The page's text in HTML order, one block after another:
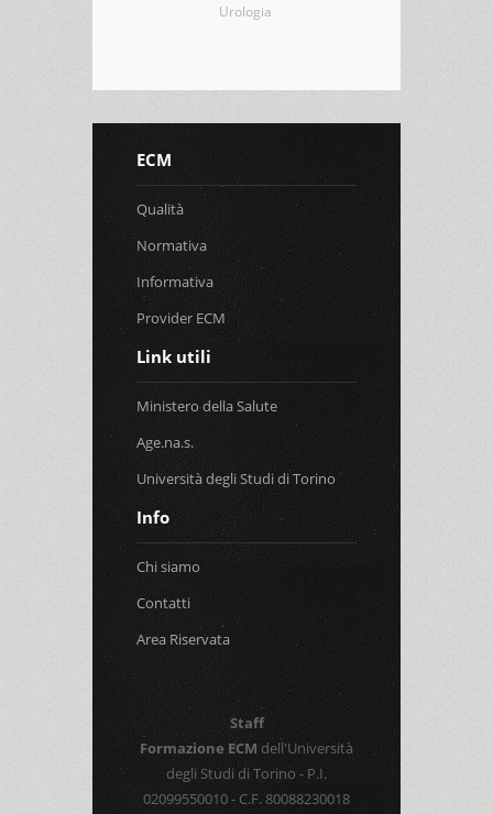
Urologia
ECM
Qualità
Normativa
Informativa
Provider ECM
Link utili
Ministero della Salute
Age.na.s.
Università degli Studi di Torino
Info
Chi siamo
Contatti
Area Riservata
Staff
Formazione ECM dell'Università
degli Studi di Torino - P.I.
02099550010 - C.F. 80088230018